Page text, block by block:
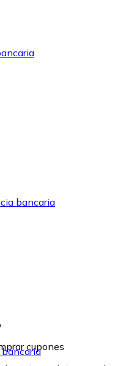
bancaria
cupones